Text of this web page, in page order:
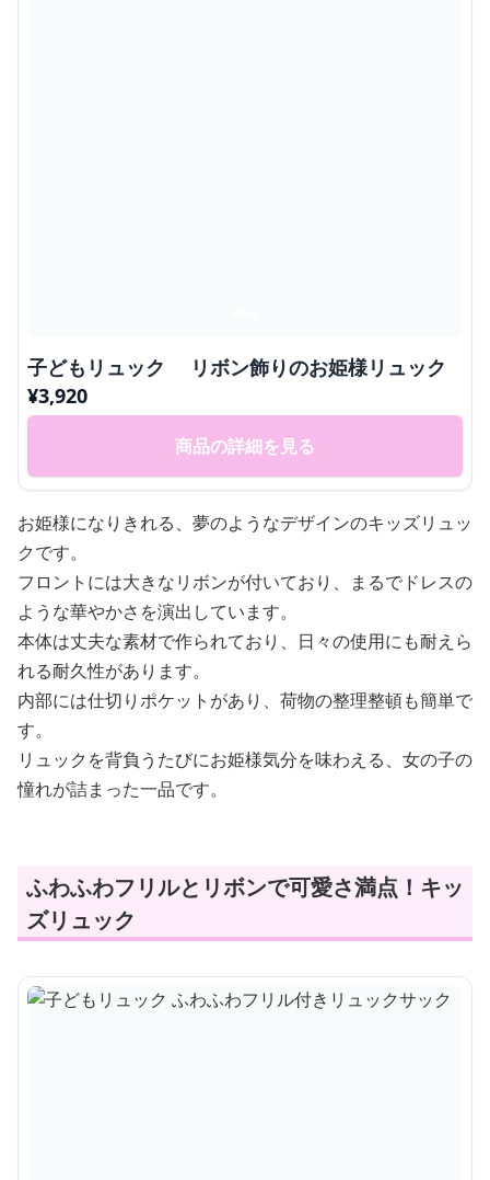
子どもリュック リボン飾りのお姫様リュック
¥3,920
商品の詳細を見る
お姫様になりきれる、夢のようなデザインのキッズリュッ
クです。
フロントには大きなリボンが付いており、まるでドレスの
ような華やかさを演出しています。
本体は丈夫な素材で作られており、日々の使用にも耐えら
れる耐久性があります。
内部には仕切りポケットがあり、荷物の整理整頓も簡単で
す。
リュックを背負うたびにお姫様気分を味わえる、女の子の
憧れが詰まった一品です。
ふわふわフリルとリボンで可愛さ満点！キッ
ズリュック